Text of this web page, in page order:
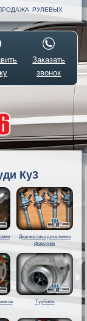
РУЛЕВЫХ
Заказать
звонок
Ку3
Диагностика дизельных
форсунок
Турбины